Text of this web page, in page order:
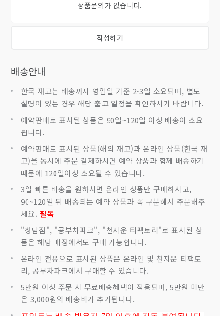
상품문의가 없습니다.
작성하기
배송안내
한국 재고는 배송까지 영업일 기준 2-3일 소요되며, 별도
설명이 있는 경우 해당 출고 일정을 확인하시기 바랍니다.
예약판매로 표시된 상품은 90일~120일 이상 배송이 소요
됩니다.
예약판매로 표시된 상품(해외 재고)과 온라인 상품(한국 재
고)을 동시에 주문 결제하시면 예약 상품과 함께 배송하기
때문에 120일이상 소요될 수 있습니다.
3일 빠른 배송을 원하시면 온라인 상품만 구매하시고,
90~120일 뒤 배송되는 예약 상품과 꼭 구분해서 주문해주
세요. 필독
"청담점", "공부차파크", "천지운 티팩토리"로 표시된 상
품은 해당 매장에서도 구매 가능합니다.
온라인 전용으로 표시된 상품은 온라인 및 천지운 티팩토
리, 공부차파크에서 구매할 수 있습니다.
5만원 이상 주문 시 무료배송혜택이 적용되며, 5만원 미만
은 3,000원의 배송비가 추가됩니다.